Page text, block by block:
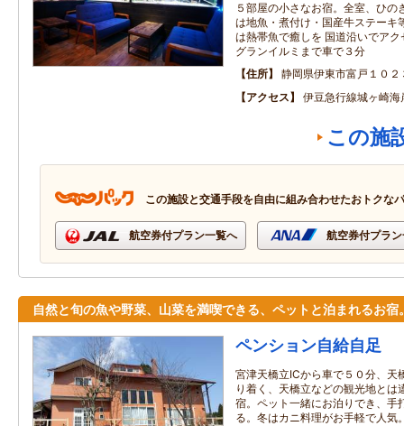
５部屋の小さなお宿。全室、ひの
は地魚・煮付け・国産牛ステーキ
は熱帯魚で癒しを 国道沿いでア
グランイルミまで車で３分
住所
静岡県伊東市富戸１０２
アクセス
伊豆急行線城ヶ崎
この施
この施設と交通手段を自由に組み合わせたおトクな
航空券付プラン一覧へ 航空券付プラ
自然と旬の魚や野菜、山菜を満喫できる、ペットと泊まれるお宿
ペンション自給自足
宮津天橋立ICから車で５０分、天
り着く、天橋立などの観光地とは
宿。ペット一緒にお泊りでき、手
る。冬はカニ料理がお手軽で人気